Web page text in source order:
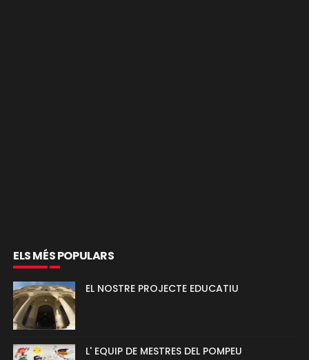
ELS MÉS POPULARS
EL NOSTRE PROJECTE EDUCATIU
L' EQUIP DE MESTRES DEL POMPEU